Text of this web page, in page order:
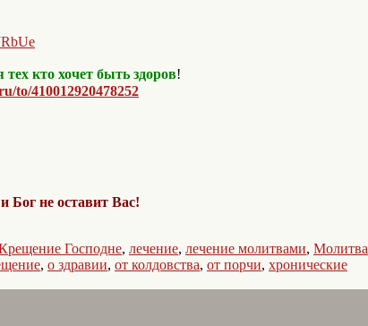
кто хочет быть здоров!
to/410012920478252
Бог не оставит Вас!
Господне, лечение, лечение молитвами, Молитва
, о здравии, от колдовства, от порчи, хронические